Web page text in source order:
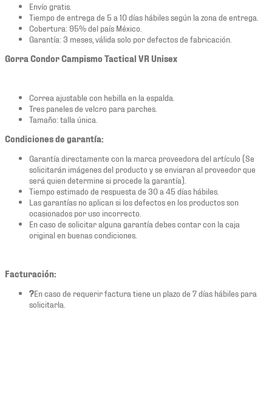
Envío gratis.
Tiempo de entrega de 5 a 10 días hábiles según la zona de entrega.
Cobertura: 95% del país México.
Garantía: 3 meses, válida solo por defectos de fabricación.
Gorra Condor Campismo Tactical VR Unisex
Correa ajustable con hebilla en la espalda.
Tres paneles de velcro para parches.
Tamaño: talla única.
Condiciones de garantía:
Garantía directamente con la marca proveedora del artículo (Se
solicitarán imágenes del producto y se enviaran al proveedor que
será quien determine si procede la garantía).
Tiempo estimado de respuesta de 30 a 45 días hábiles.
Las garantías no aplican si los defectos en los productos son
ocasionados por uso incorrecto.
En caso de solicitar alguna garantía debes contar con la caja
original en buenas condiciones.
Facturación:
?En caso de requerir factura tiene un plazo de 7 días hábiles para
solicitarla.